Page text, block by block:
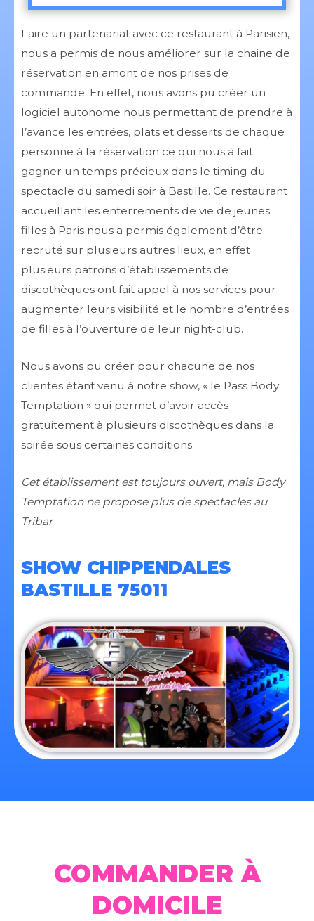
Faire un partenariat avec ce restaurant à Parisien,
nous a permis de nous améliorer sur la chaine de
réservation en amont de nos prises de
commande. En effet, nous avons pu créer un
logiciel autonome nous permettant de prendre à
l’avance les entrées, plats et desserts de chaque
personne à la réservation ce qui nous à fait
gagner un temps précieux dans le timing du
spectacle du samedi soir à Bastille. Ce restaurant
accueillant les enterrements de vie de jeunes
filles à Paris nous a permis également d’être
recruté sur plusieurs autres lieux, en effet
plusieurs patrons d’établissements de
discothèques ont fait appel à nos services pour
augmenter leurs visibilité et le nombre d’entrées
de filles à l’ouverture de leur night-club.
Nous avons pu créer pour chacune de nos
clientes étant venu à notre show, « le Pass Body
Temptation » qui permet d’avoir accès
gratuitement à plusieurs discothèques dans la
soirée sous certaines conditions.
Cet établissement est toujours ouvert, mais Body
Temptation ne propose plus de spectacles au
Tribar
SHOW CHIPPENDALES
BASTILLE 75011
COMMANDER À
DOMICILE